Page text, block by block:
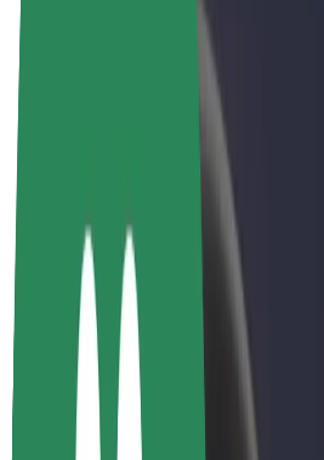
Bolt for Business
Řidiči
Výdělky řidiče
Kurýři
Výdělky kurýra
Partneři Bolt Food